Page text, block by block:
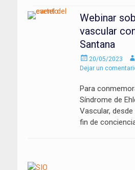
Webinar
vascular
Santana
Enviado
el
20/05/2023
Dejar un
Para
Síndrome de
Vascular, desde
fin de